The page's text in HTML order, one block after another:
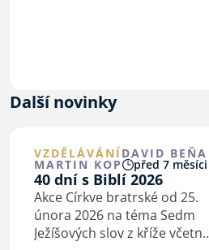
rozhodnouti, jakmile…
Další novinky
VZDĚLÁVÁNÍ DAVID BEŇA
MARTIN KOP před 7 měsíci
40 dní s Biblí 2026
Akce Církve bratrské od 25.
února 2026 na téma Sedm
Ježíšových slov z kříže včetně